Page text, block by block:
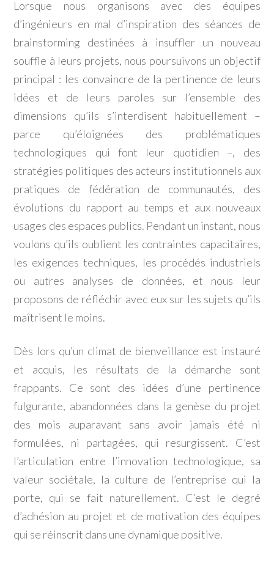
Lorsque nous organisons avec des équipes
d’ingénieurs en mal d’inspiration des séances de
brainstorming destinées à insuffler un nouveau
souffle à leurs projets, nous poursuivons un objectif
principal : les convaincre de la pertinence de leurs
idées et de leurs paroles sur l’ensemble des
dimensions qu’ils s’interdisent habituellement –
parce qu’éloignées des problématiques
technologiques qui font leur quotidien –, des
stratégies politiques des acteurs institutionnels aux
pratiques de fédération de communautés, des
évolutions du rapport au temps et aux nouveaux
usages des espaces publics. Pendant un instant, nous
voulons qu’ils oublient les contraintes capacitaires,
les exigences techniques, les procédés industriels
ou autres analyses de données, et nous leur
proposons de réfléchir avec eux sur les sujets qu’ils
maîtrisent le moins.
Dès lors qu’un climat de bienveillance est instauré
et acquis, les résultats de la démarche sont
frappants. Ce sont des idées d’une pertinence
fulgurante, abandonnées dans la genèse du projet
des mois auparavant sans avoir jamais été ni
formulées, ni partagées, qui resurgissent. C’est
l’articulation entre l’innovation technologique, sa
valeur sociétale, la culture de l’entreprise qui la
porte, qui se fait naturellement. C’est le degré
d’adhésion au projet et de motivation des équipes
qui se réinscrit dans une dynamique positive.